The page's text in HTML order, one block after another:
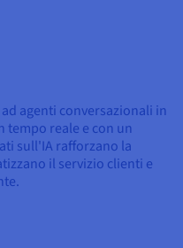
agenti conversazionali in
tempo reale e con un
sull'IA rafforzano la
il servizio clienti e